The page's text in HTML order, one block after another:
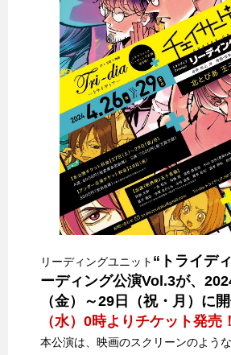
リーディングユニット “トライデ
ーディング公演Vol.3が、
（金）～29日（祝・月）に開
（水）0時よりチケット発売！
本公演は、映画のスクリーンのよう